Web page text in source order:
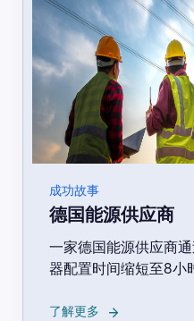
成功故事
德国能源供应商
一家德国能源供应商
器配置时间缩短至8小
了解更多 →